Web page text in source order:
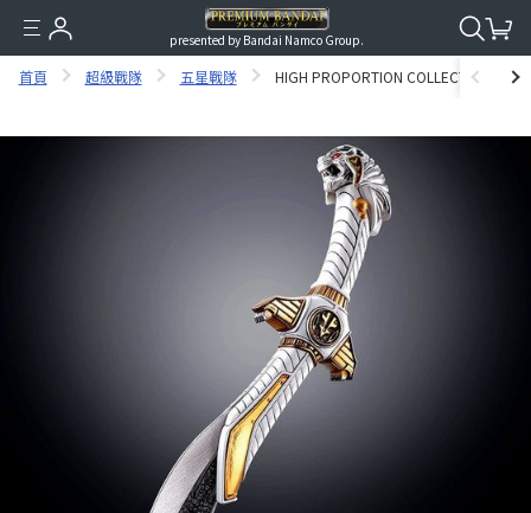
presented by Bandai Namco Group.
首頁 超級戰隊 五星戰隊 HIGH PROPORTION COLLECTION EX